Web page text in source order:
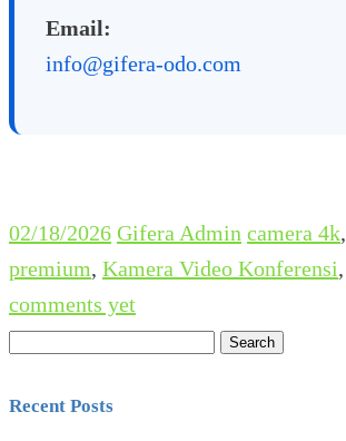
Email:
info@gifera-odo.com
02/18/2026 Gifera Admin camera 4k,
premium, Kamera Video Konferensi,
comments yet
Search
Recent Posts